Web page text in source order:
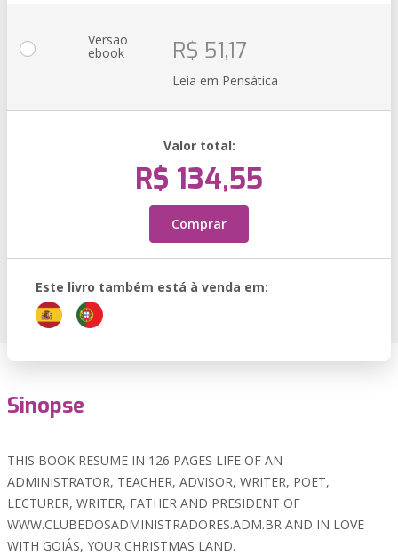
Versão
ebook R$ 51,17
Leia em Pensática
Valor total:
R$ 134,55
Comprar
Este livro também está à venda em:
Sinopse
THIS BOOK RESUME IN 126 PAGES LIFE OF AN
ADMINISTRATOR, TEACHER, ADVISOR, WRITER, POET,
LECTURER, WRITER, FATHER AND PRESIDENT OF
WWW.CLUBEDOSADMINISTRADORES.ADM.BR AND IN LOVE
WITH GOIÁS, YOUR CHRISTMAS LAND.